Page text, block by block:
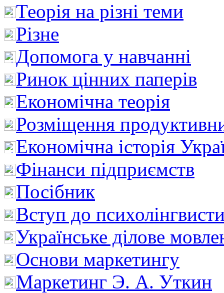
Теорія на різні теми
Різне
Допомога у навчанні
Ринок цінних паперів
Економічна теорія
Розміщення
Економічна історія
Фінанси підприємств
Посібник
Вступ до
Українське ділове
Основи маркетингу
Маркетинг Э. А. Уткин